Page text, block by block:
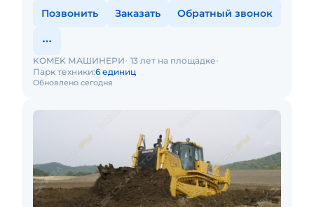
Позвонить Заказать Обратный звонок
Обновлено сегодня
KOMEK МАШИНЕРИ 13 лет на площадке
Парк техники:6 единиц